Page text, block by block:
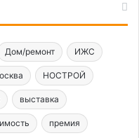
Дом/ремонт ИЖС
НОСТРОЙ
выставка
премия